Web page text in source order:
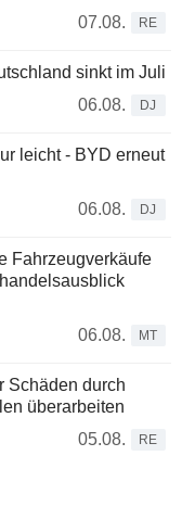
07.08.
RE
sinkt im Juli
06.08.
DJ
leicht - BYD erneut
06.08.
DJ
Fahrzeugverkäufe
06.08.
MT
Schäden durch
überarbeiten
05.08.
RE